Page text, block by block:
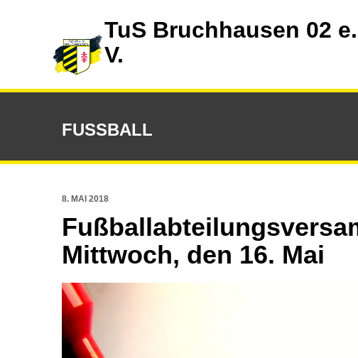
TuS Bruchhausen 02 e.
V.
FUSSBALL
8. MAI 2018
Mittwoch, den 16. Mai